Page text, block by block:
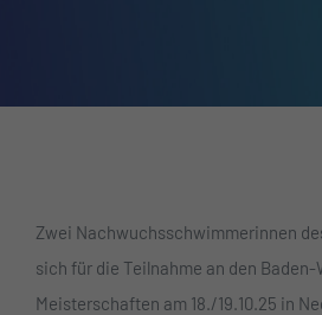
Zwei Nachwuchsschwimmerinnen
sich für die Teilnahme an den
Meisterschaften am 18./19.10.25 in